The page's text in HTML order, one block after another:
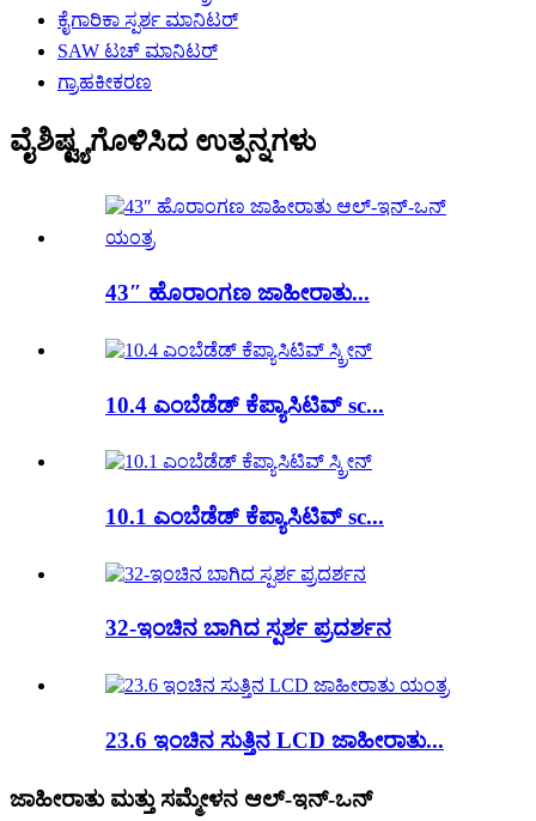
ಕೈಗಾರಿಕಾ ಸ್ಪರ್ಶ ಮಾನಿಟರ್
SAW ಟಚ್ ಮಾನಿಟರ್
ಗ್ರಾಹಕೀಕರಣ
ವೈಶಿಷ್ಟ್ಯಗೊಳಿಸಿದ ಉತ್ಪನ್ನಗಳು
43″ ಹೊರಾಂಗಣ ಜಾಹೀರಾತು...
10.4 ಎಂಬೆಡೆಡ್ ಕೆಪ್ಯಾಸಿಟಿವ್ sc...
10.1 ಎಂಬೆಡೆಡ್ ಕೆಪ್ಯಾಸಿಟಿವ್ sc...
32-ಇಂಚಿನ ಬಾಗಿದ ಸ್ಪರ್ಶ ಪ್ರದರ್ಶನ
23.6 ಇಂಚಿನ ಸುತ್ತಿನ LCD ಜಾಹೀರಾತು...
ಜಾಹೀರಾತು ಮತ್ತು ಸಮ್ಮೇಳನ ಆಲ್-ಇನ್-ಒನ್